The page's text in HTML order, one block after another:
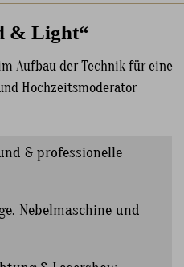
& Light“
& professionelle
Nebelmaschine und